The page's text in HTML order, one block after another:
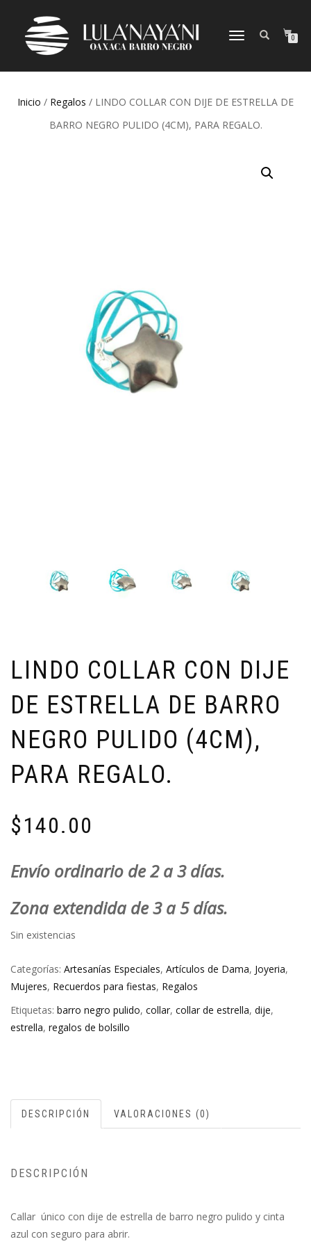
CAMBIAR
0
Inicio / Regalos / LINDO COLLAR CON DIJE DE ESTRELLA DE
BARRO NEGRO PULIDO (4CM), PARA REGALO.
LINDO COLLAR CON DIJE
DE ESTRELLA DE BARRO
NEGRO PULIDO (4CM),
PARA REGALO.
$140.00
Envío ordinario de 2 a 3 días.
Zona extendida de 3 a 5 días.
Sin existencias
Categorías: Artesanías Especiales, Artículos de Dama, Joyeria,
Mujeres, Recuerdos para fiestas, Regalos
Etiquetas: barro negro pulido, collar, collar de estrella, dije,
estrella, regalos de bolsillo
DESCRIPCIÓN VALORACIONES (0)
DESCRIPCIÓN
Callar único con dije de estrella de barro negro pulido y cinta
azul con seguro para abrir.